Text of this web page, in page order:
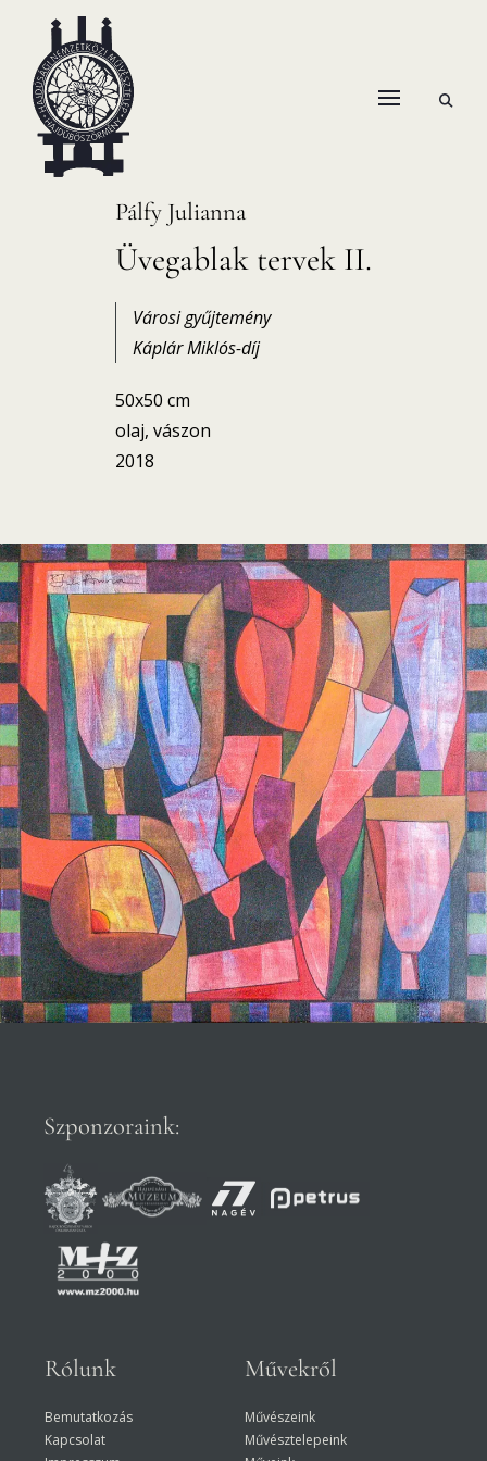
content
HANEMA – Hajdúsági Nemzetközi Művésztelep
open
Pálfy Julianna
Üvegablak tervek II.
Városi gyűjtemény
Káplár Miklós-díj
50x50 cm
olaj, vászon
2018
Szponzoraink:
Rólunk
Bemutatkozás
Kapcsolat
Művekről
Művészeink
Művésztelepeink